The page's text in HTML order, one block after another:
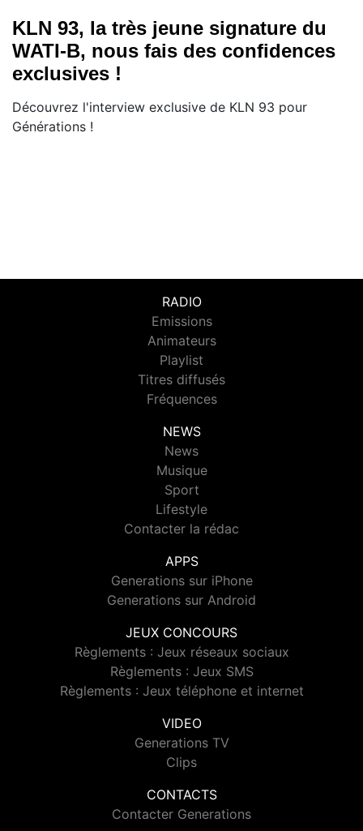
KLN 93, la très jeune signature du
WATI-B, nous fais des confidences
exclusives !
Découvrez l'interview exclusive de KLN 93 pour
Générations !
RADIO
Emissions
Animateurs
Playlist
Titres diffusés
Fréquences
NEWS
News
Musique
Sport
Lifestyle
Contacter la rédac
APPS
Generations sur iPhone
Generations sur Android
JEUX CONCOURS
Règlements : Jeux réseaux sociaux
Règlements : Jeux SMS
Règlements : Jeux téléphone et internet
VIDEO
Generations TV
Clips
CONTACTS
Contacter Generations